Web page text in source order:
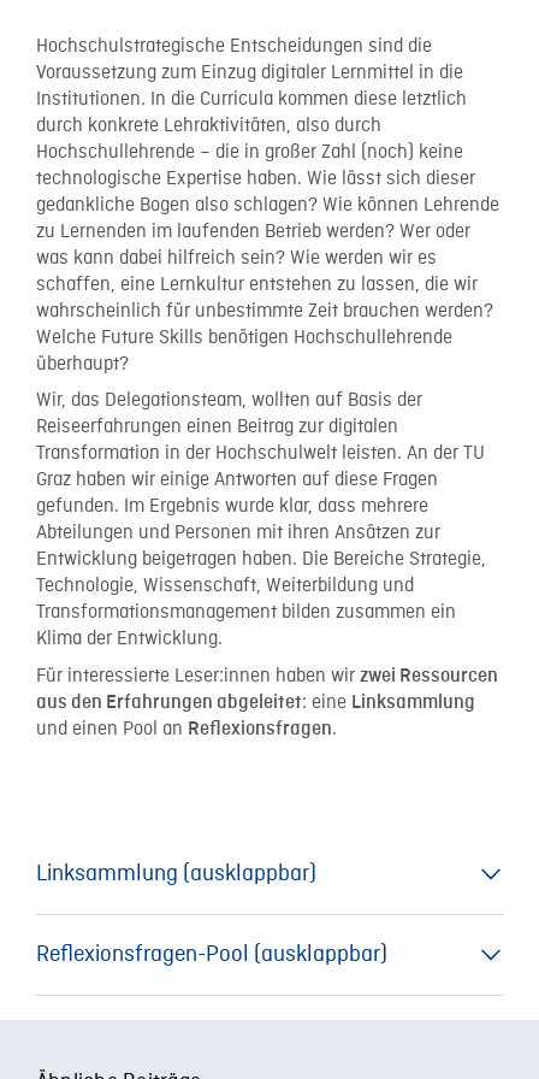
Hochschulstrategische Entscheidungen sind die
Voraussetzung zum Einzug digitaler Lernmittel in die
Institutionen. In die Curricula kommen diese letztlich
durch konkrete Lehraktivitäten, also durch
Hochschullehrende – die in großer Zahl (noch) keine
technologische Expertise haben. Wie lässt sich dieser
gedankliche Bogen also schlagen? Wie können Lehrende
zu Lernenden im laufenden Betrieb werden? Wer oder
was kann dabei hilfreich sein? Wie werden wir es
schaffen, eine Lernkultur entstehen zu lassen, die wir
wahrscheinlich für unbestimmte Zeit brauchen werden?
Welche Future Skills benötigen Hochschullehrende
überhaupt?
Wir, das Delegationsteam, wollten auf Basis der
Reiseerfahrungen einen Beitrag zur digitalen
Transformation in der Hochschulwelt leisten. An der TU
Graz haben wir einige Antworten auf diese Fragen
gefunden. Im Ergebnis wurde klar, dass mehrere
Abteilungen und Personen mit ihren Ansätzen zur
Entwicklung beigetragen haben. Die Bereiche Strategie,
Technologie, Wissenschaft, Weiterbildung und
Transformationsmanagement bilden zusammen ein
Klima der Entwicklung.
Für interessierte Leser:innen haben wir zwei Ressourcen
aus den Erfahrungen abgeleitet: eine Linksammlung
und einen Pool an Reflexionsfragen.
Linksammlung (ausklappbar)
Ressourcen der TU Graz. Alle befassen sich mit dem
Reflexionsfragen-Pool (ausklappbar)